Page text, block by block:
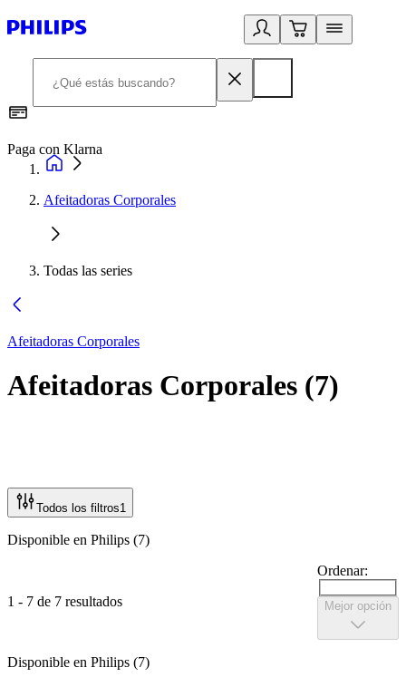
Paga con Klarna
Afeitadoras Corporales
Todas las series
Afeitadoras Corporales
Afeitadoras Corporales (7)
Todos los filtros1
Disponible en Philips (7)
1 - 7 de 7 resultados
Ordenar:
Mejor opción
Disponible en Philips (7)